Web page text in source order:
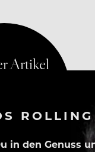
sich
in den Genuss